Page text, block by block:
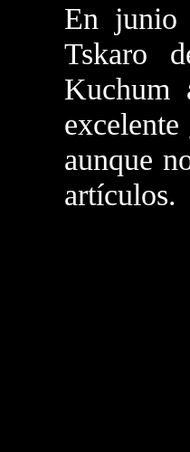
En junio
Tskaro
Kuchum
aunque
artículos.